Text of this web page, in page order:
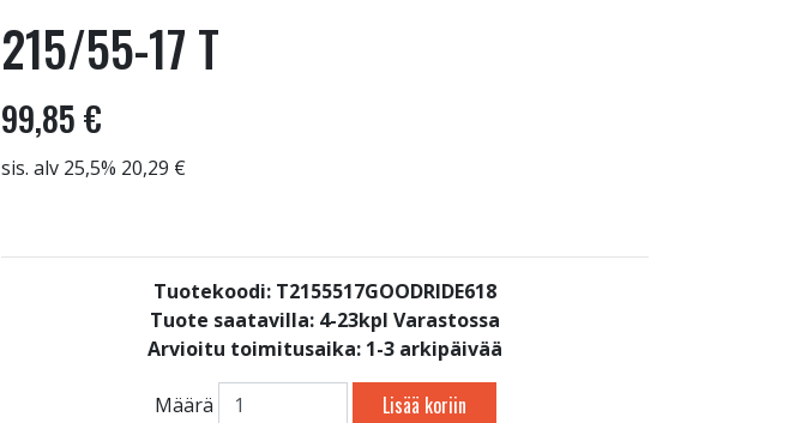
215/55-17 T
99,85 €
sis. alv 25,5% 20,29 €
Tuotekoodi: T2155517GOODRIDE618
Tuote saatavilla: 4-23kpl Varastossa
Arvioitu toimitusaika: 1-3 arkipäivää
Määrä Lisää koriin